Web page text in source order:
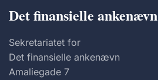
Det finansielle ankenævn
Sekretariatet for
Det finansielle ankenævn
Amaliegade 7